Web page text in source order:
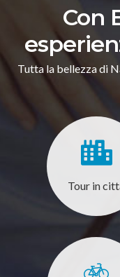
Con
Tutta la bellezza di
Tour in